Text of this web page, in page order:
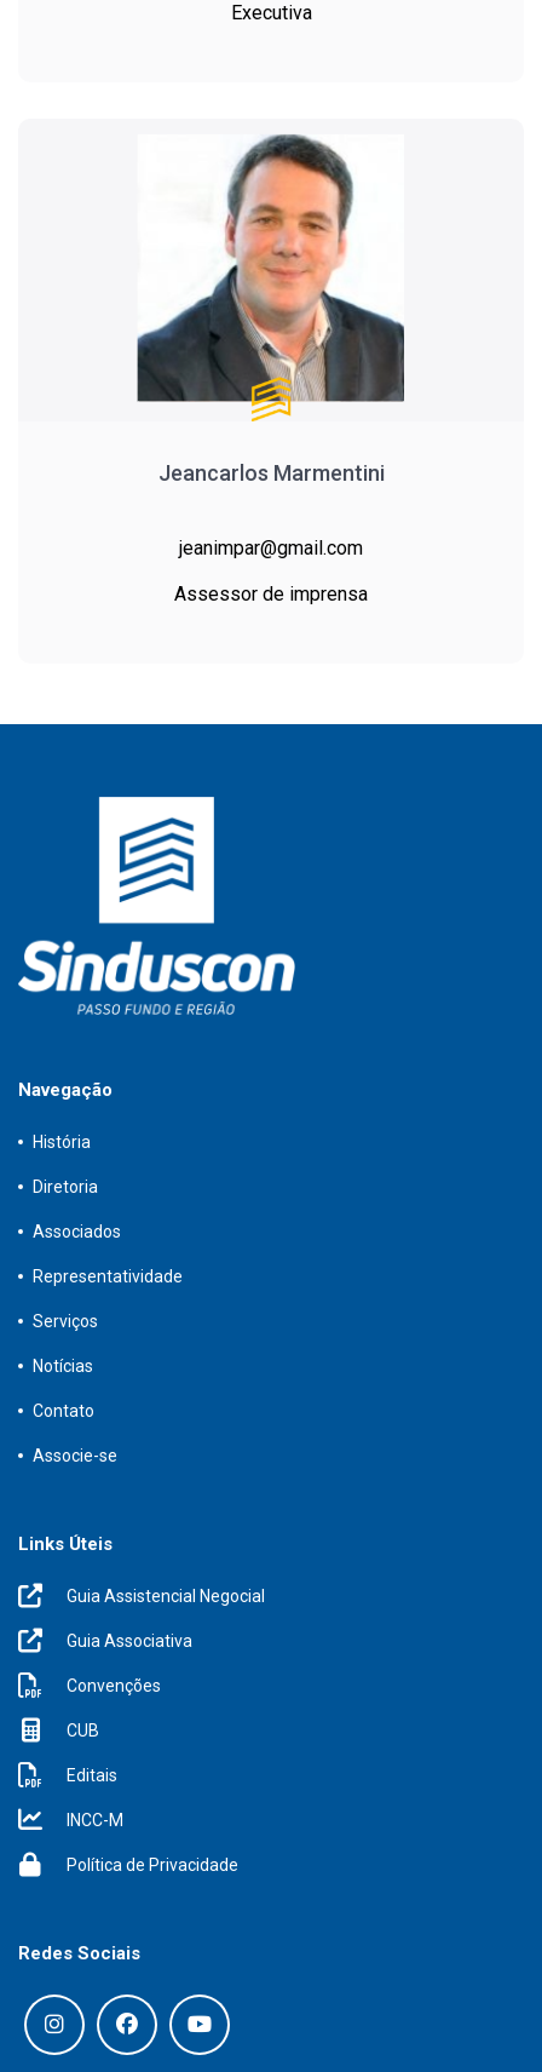
Executiva
Jeancarlos Marmentini
jeanimpar@gmail.com
Assessor de imprensa
Navegação
História
Diretoria
Associados
Representatividade
Serviços
Notícias
Contato
Associe-se
Links Úteis
Guia Assistencial Negocial
Guia Associativa
Convenções
CUB
Editais
INCC-M
Política de Privacidade
Redes Sociais